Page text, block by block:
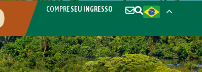
COMPRESEU INGRESSO